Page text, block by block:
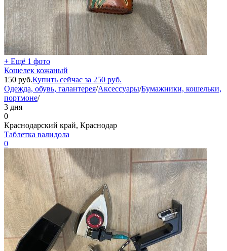
+ Ещё 1 фото
Кошелек кожаный
150 руб.Купить сейчас за 250 руб.
Одежда, обувь, галантерея/Аксессуары/Бумажники, кошельки,
портмоне/
3 дня
0
Краснодарский край, Краснодар
Таблетка валидола
0